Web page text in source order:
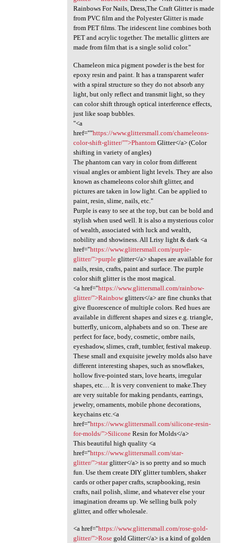
Rainbows For Nails, Dress,The Craft Glitter is made
from PVC film and the Polyester Glitter is made
from PET films. The iridescent line combines both
PET and acrylic together. The metallic glitters are
made from film that is a single solid color."
Chameleon mica pigment powder is the best for
epoxy resin and paint. It has a transparent wafer
with a spiral structure so they do not absorb any
light, but only reflect and transmit light, so they
can color shift through optical interference effects,
just like soap bubbles.
"<a
href=""https://www.glittersmall.com/chameleons-
color-shift-glitter/"">PhantomGlitter</a> (Color
shifting in variety of angles)
The phantom can vary in color from different
visual angles or ambient light levels. They are also
known as chameleons color shift glitter, and
pictures are taken in low light. Can be applied to
paint, resin, slime, nails, etc."
Purple is easy to see at the top, but can be bold and
stylish when used well. It is also a mysterious color
of wealth, associated with luck and wealth,
nobility and showiness. All Lrisy light & dark <a
href="https://www.glittersmall.com/purple-
glitter/">purpleglitter</a> shapes are available for
nails, resin, crafts, paint and surface. The purple
color shift glitter is the most magical.
<a href="https://www.glittersmall.com/rainbow-
glitter/">Rainbowglitters</a> are fine chunks that
give fluorescence of multiple colors. Red hues are
available in different shapes and sizes e.g. triangle,
butterfly, unicorn, alphabets and so on. These are
perfect for face, body, cosmetic, ombre nails,
eyeshadow, slimes, craft, tumbler, festival makeup.
These small and exquisite jewelry molds also have
different interesting shapes, such as snowflakes,
hollow five-pointed stars, love hearts, irregular
shapes, etc… It is very convenient to make.They
are very suitable for making pendants, earrings,
jewelry, ornaments, mobile phone decorations,
keychains etc.<a
href="https://www.glittersmall.com/silicone-resin-
for-molds/">SiliconeResin for Molds</a>
This beautiful high quality <a
href="https://www.glittersmall.com/star-
glitter/">starglitter</a> is so pretty and so much
fun. Use them create DIY glitter tumblers, shaker
cards or other paper crafts, scrapbooking, resin
crafts, nail polish, slime, and whatever else your
imagination dreams up. We selling bulk poly
glitter, and offer wholesale.
<a href="https://www.glittersmall.com/rose-gold-
glitter/">Rosegold Glitter</a> is a kind of golden